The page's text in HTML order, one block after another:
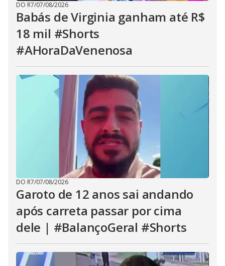
DO R7/07/08/2026
Babás de Virginia ganham até R$
18 mil #Shorts
#AHoraDaVenenosa
DO R7/07/08/2026
Garoto de 12 anos sai andando
após carreta passar por cima
dele | #BalançoGeral #Shorts